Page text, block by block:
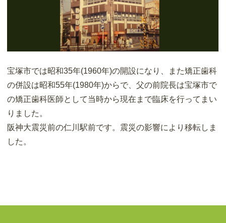
宝塚市では昭和35年(1960年)の開設になり、また矯正歯科
の併設は昭和55年(1980年)からで、父の前院長は宝塚市で
の矯正歯科医師として当時から現在まで臨床を行ってまい
りました。
阪神大震災前の仁川駅前です。震災の影響により移転しま
した。